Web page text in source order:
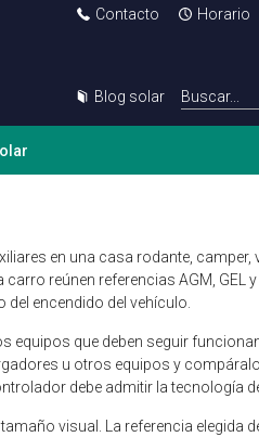
Contacto Horario
Blog solar
en una casa rodante, camper,
carro reúnen referencias AGM, GEL
encendido del vehículo.
equipos que deben seguir
u otros equipos y
debe admitir la tecnología
visual. La referencia elegida